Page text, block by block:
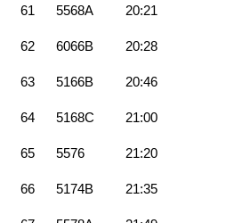
61 5568A 20:21
62 6066B 20:28
63 5166B 20:46
64 5168C 21:00
65 5576 21:20
66 5174B 21:35